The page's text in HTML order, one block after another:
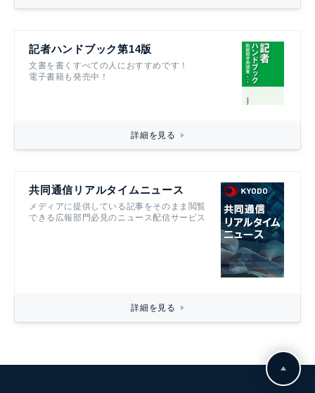
記者ハンドブック第14版
文書を書くすべての人におすすめです！
電子書籍も発売中！
詳細を見る
共同通信リアルタイムニュース
メディアに提供している記事をそのまま閲覧
できる広報部門必見のニュース配信サービス
詳細を見る